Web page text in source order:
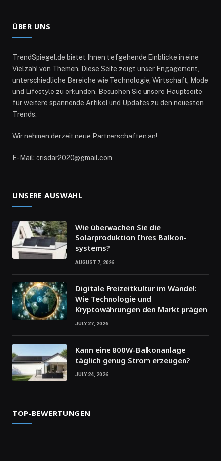
ÜBER UNS
TrendSpiegel.de bietet Ihnen tiefgehende Einblicke in eine
Vielzahl von Themen. Diese Seite zeigt unser Engagement,
unterschiedliche Bereiche wie Technologie, Wirtschaft, Mode
und Lifestyle zu erkunden. Besuchen Sie unsere Hauptseite
für weitere spannende Artikel und Updates zu den neuesten
Trends.
Wir nehmen derzeit neue Partnerschaften an!
E-Mail: crisdar2020@gmail.com
UNSERE AUSWAHL
Wie überwachen Sie die
Solarproduktion Ihres Balkon­
systems?
AUGUST 7, 2026
Digitale Freizeitkultur im Wandel:
Wie Technologie und
Kryptowährungen den Markt prägen
JULY 27, 2026
Kann eine 800W-Balkonanlage
täglich genug Strom erzeugen?
JULY 24, 2026
TOP-BEWERTUNGEN